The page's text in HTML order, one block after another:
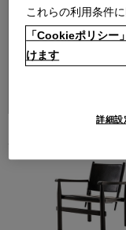
これらの利用条件
「Cookieポリシー
けます
詳細設